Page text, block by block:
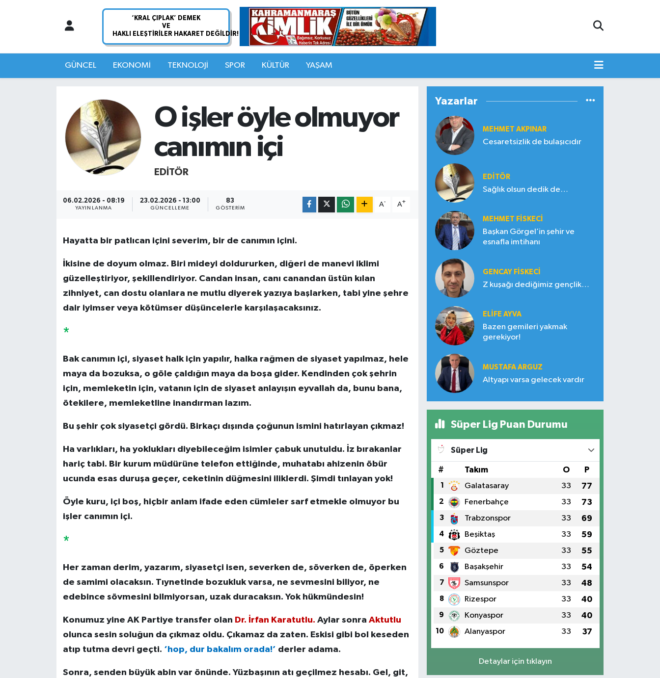
GÜNCEL EKONOMİ TEKNOLOJİ SPOR KÜLTÜR YAŞAM
O işler öyle olmuyor
canımın içi
EDITÖR
06.02.2026 - 08:19
YAYINLANMA
23.02.2026 - 13:00
GÜNCELLEME
83
GÖSTERIM
A- A+
Hayatta bir patlıcan içini severim, bir de canımın içini.
İkisine de doyum olmaz. Biri mideyi doldururken, diğeri de manevi iklimi
güzelleştiriyor, şekillendiriyor. Candan insan, canı canandan üstün kılan
zihniyet, can dostu olanlara ne mutlu diyerek yazıya başlarken, tabi yine şehre
dair iyimser veya kötümser düşüncelerle karşılaşacaksınız.
*
Bak canımın içi, siyaset halk için yapılır, halka rağmen de siyaset yapılmaz, hele
maya da bozuksa, o göle çaldığın maya da boşa gider. Kendinden çok şehrin
için, memleketin için, vatanın için de siyaset anlayışın eyvallah da, bunu bana,
ötekilere, memleketline inandırman lazım.
Bu şehir çok siyasetçi gördü. Birkaçı dışında çoğunun ismini hatırlayan çıkmaz!
Ha varlıkları, ha yoklukları diyebileceğim isimler çabuk unutuldu. İz bırakanlar
hariç tabi. Bir kurum müdürüne telefon ettiğinde, muhatabı ahizenin öbür
ucunda esas duruşa geçer, ceketinin düğmesini iliklerdi. Şimdi tınlayan yok!
Öyle kuru, içi boş, hiçbir anlam ifade eden cümleler sarf etmekle olmuyor bu
işler canımın içi.
*
Her zaman derim, yazarım, siyasetçi isen, severken de, söverken de, öperken
de samimi olacaksın. Tıynetinde bozukluk varsa, ne sevmesini biliyor, ne
edebince sövmesini bilmiyorsan, uzak duracaksın. Yok hükmündesin!
Konumuz yine AK Partiye transfer olan Dr. İrfan Karatutlu. Aylar sonra Aktutlu
olunca sesin soluğun da çıkmaz oldu. Çıkamaz da zaten. Eskisi gibi bol keseden
atıp tutma devri geçti. ‘hop, dur bakalım orada!’ derler adama.
Sonra, senden büyük abin var önünde. Yüzbaşının atı geçilmez hesabı. Gel, git,
Yazarlar
MEHMET AKPINAR
Cesaretsizlik de bulaşıcıdır
EDITÖR
Sağlık olsun dedik de…
MEHMET FİSKECİ
Başkan Görgel’in şehir ve
esnafla imtihanı
GENCAY FİSKECİ
Z kuşağı dediğimiz gençlik…
ELIFE AYVA
Bazen gemileri yakmak
gerekiyor!
MUSTAFA ARGUZ
Altyapı varsa gelecek vardır
Süper Lig Puan Durumu
Süper Lig
# Takım O P
1 Galatasaray 33 77
2 Fenerbahçe 33 73
3 Trabzonspor 33 69
4 Beşiktaş 33 59
5 Göztepe 33 55
6 Başakşehir 33 54
7 Samsunspor 33 48
8 Rizespor 33 40
9 Konyaspor 33 40
10 Alanyaspor 33 37
Detaylar için tıklayın
Hava Durumu
Trafik Durumu
Süper Lig Puan Durumu ve Fikstür
Tüm Manşetler